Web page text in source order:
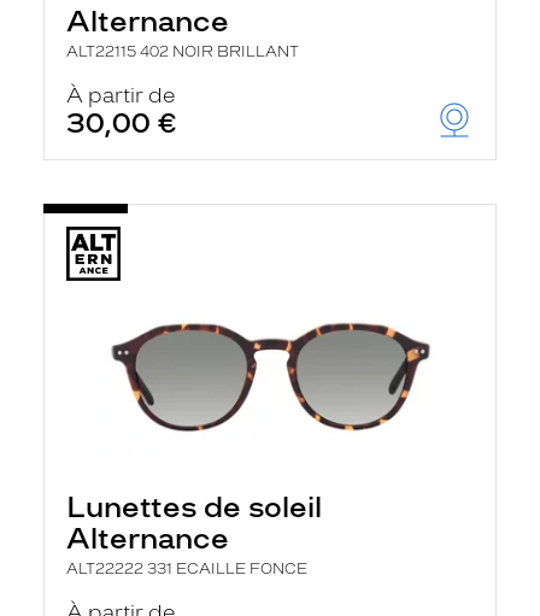
Alternance
ALT22115 402 NOIR BRILLANT
À partir de
30,00 €
Lunettes de soleil
Alternance
ALT22222 331 ECAILLE FONCE